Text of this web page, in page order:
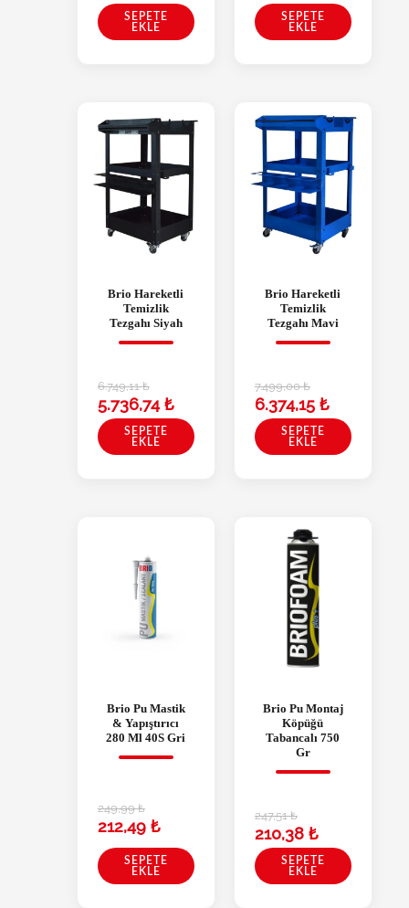
SEPETE
EKLE
SEPETE
EKLE
Brio Hareketli
Temizlik
Tezgahı Siyah
6.749,11₺
5.736,74₺
SEPETE
EKLE
Brio Hareketli
Temizlik
Tezgahı Mavi
7.499,00₺
6.374,15 ₺
SEPETE
EKLE
Brio Pu Mastik
& Yapıştırıcı
280 Ml 40S Gri
249,99₺
212,49 ₺
SEPETE
EKLE
Brio Pu Montaj
Köpüğü
Tabancalı 750
Gr
247,51₺
210,38 ₺
SEPETE
EKLE